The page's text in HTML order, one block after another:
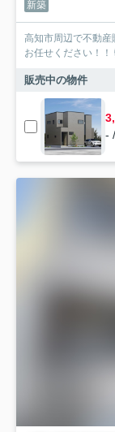
新築
高知市周辺で不動
お任せください！
販売中の物件
-